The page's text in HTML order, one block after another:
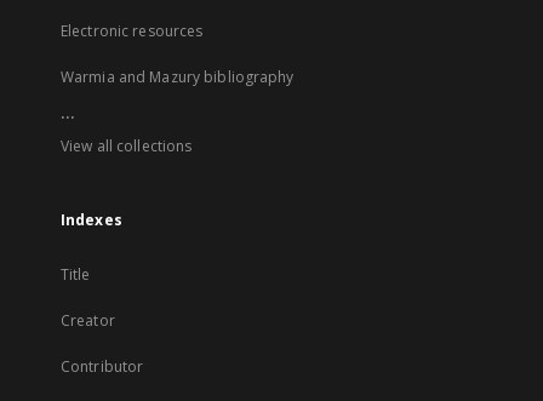
Electronic resources
Warmia and Mazury bibliography
...
View all collections
Indexes
Title
Creator
Contributor